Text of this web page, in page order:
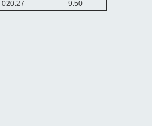
020:27 9:50